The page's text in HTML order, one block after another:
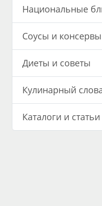
Национальные
Соусы и консервы
Диеты и советы
Кулинарный
Каталоги и статьи